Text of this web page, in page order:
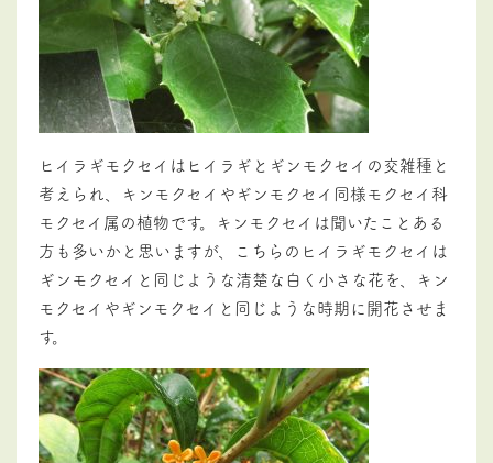
ヒイラギモクセイはヒイラギとギンモクセイの交雑種と
考えられ、キンモクセイやギンモクセイ同様モクセイ科
モクセイ属の植物です。キンモクセイは聞いたことある
方も多いかと思いますが、こちらのヒイラギモクセイは
ギンモクセイと同じような清楚な白く小さな花を、キン
モクセイやギンモクセイと同じような時期に開花させま
す。